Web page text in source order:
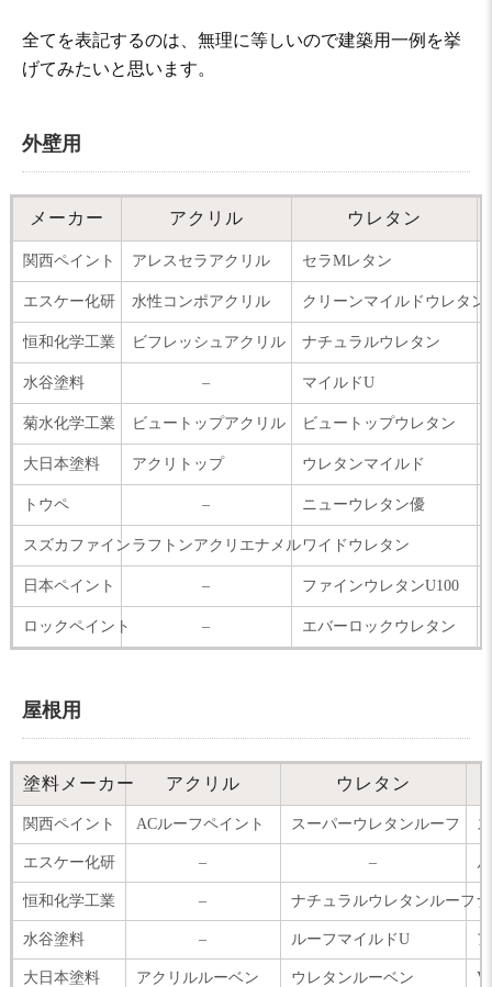
全てを表記するのは、無理に等しいので建築用一例を挙
げてみたいと思います。
外壁用
メーカー アクリル ウレタン
関西ペイント アレスセラアクリル セラMレタン
エスケー化研 水性コンポアクリル クリーンマイルドウレタン
恒和化学工業 ビフレッシュアクリル ナチュラルウレタン
水谷塗料 – マイルドU
菊水化学工業 ビュートップアクリル ビュートップウレタン
大日本塗料 アクリトップ ウレタンマイルド
トウペ – ニューウレタン優
スズカファイン ラフトンアクリエナメル ワイドウレタン
日本ペイント – ファインウレタンU100
ロックペイント – エバーロックウレタン
屋根用
塗料メーカー アクリル ウレタン
関西ペイント ACルーフペイント スーパーウレタンルーフ
エスケー化研 – –
恒和化学工業 – ナチュラルウレタンルーフ
水谷塗料 – ルーフマイルドU
大日本塗料 アクリルルーベン ウレタンルーベン V